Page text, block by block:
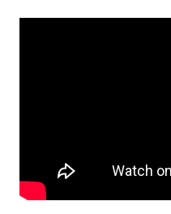
WN
SIMALUNGUN